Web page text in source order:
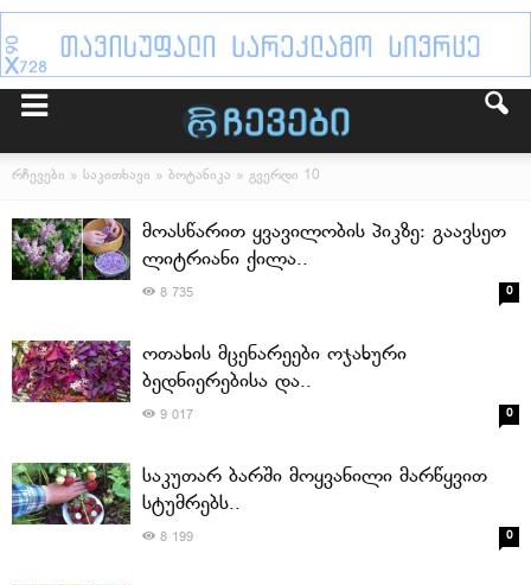
რჩევები » საკითხავი » ბოტანიკა » გვერდი 10
მოასწარით ყვავილობის პიკზე: გაავსეთ
ლიტრიანი ქილა..
8 735 0
ოთახის მცენარეები ოჯახური
ბედნიერებისა და..
9 017 0
საკუთარ ბარში მოყვანილი მარწყვით
სტუმრებს..
8 199 0